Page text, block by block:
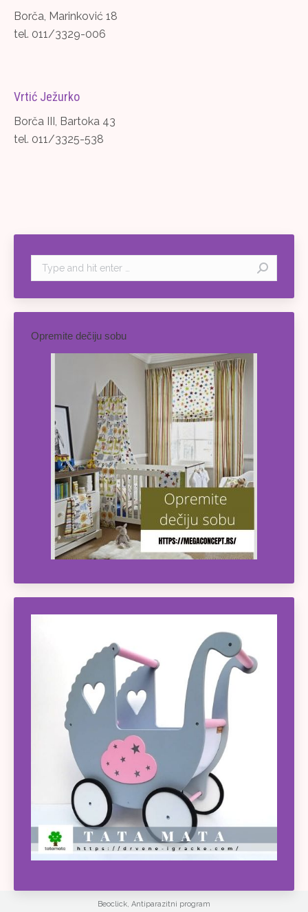
Borča, Marinković 18
tel. 011/3329-006
Vrtić Ježurko
Borča III, Bartoka 43
tel. 011/3325-538
Opremite dečiju sobu
Beoclick, Antiparazitni program